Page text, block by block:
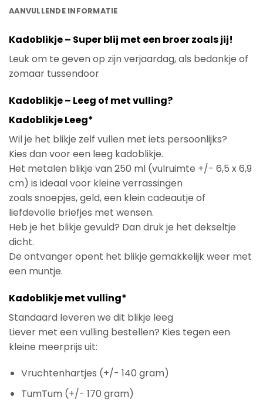
AANVULLENDE INFORMATIE
Kadoblikje – Super blij met een broer zoals jij!
Leuk om te geven op zijn verjaardag, als bedankje of
zomaar tussendoor
Kadoblikje – Leeg of met vulling?
Kadoblikje Leeg*
Wil je het blikje zelf vullen met iets persoonlijks?
Kies dan voor een leeg kadoblikje.
Het metalen blikje van 250 ml (vulruimte +/- 6,5 x 6,9
cm) is ideaal voor kleine verrassingen
zoals snoepjes, geld, een klein cadeautje of
liefdevolle briefjes met wensen.
Heb je het blikje gevuld? Dan druk je het dekseltje
dicht.
De ontvanger opent het blikje gemakkelijk weer met
een muntje.
Kadoblikje met vulling*
Standaard leveren we dit blikje leeg
Liever met een vulling bestellen? Kies tegen een
kleine meerprijs uit:
Vruchtenhartjes (+/- 140 gram)
TumTum (+/- 170 gram)